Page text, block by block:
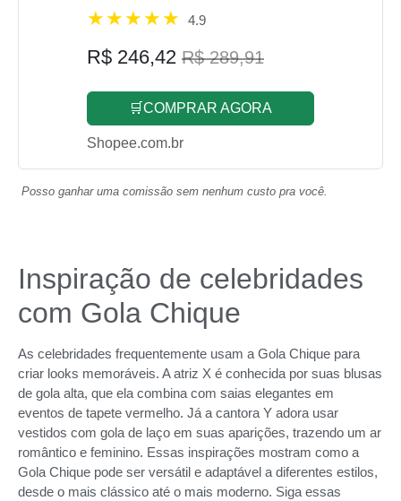
4.9
R$ 246,42 R$ 289,91
🛒COMPRAR AGORA
Shopee.com.br
Posso ganhar uma comissão sem nenhum custo pra você.
Inspiração de celebridades
com Gola Chique
As celebridades frequentemente usam a Gola Chique para
criar looks memoráveis. A atriz X é conhecida por suas blusas
de gola alta, que ela combina com saias elegantes em
eventos de tapete vermelho. Já a cantora Y adora usar
vestidos com gola de laço em suas aparições, trazendo um ar
romântico e feminino. Essas inspirações mostram como a
Gola Chique pode ser versátil e adaptável a diferentes estilos,
desde o mais clássico até o mais moderno. Siga essas